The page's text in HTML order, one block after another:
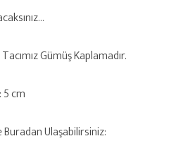
Gümüş Kaplamadır.
5 cm
Ulaşabilirsiniz: